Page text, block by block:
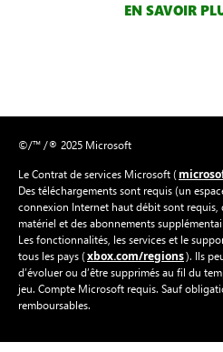
EN SAVOIR
©/™ /® 2025 Microsoft
Le Contrat de services Microsoft (
Des téléchargements sont requis (un
connexion Internet haut débit sont requis,
matériel et des abonnements
Les fonctionnalités, les services et le
tous les pays (xbox.com/regions). Ils
d’évoluer ou d’être supprimés au fil du
jeu. Compte Microsoft requis. Sauf